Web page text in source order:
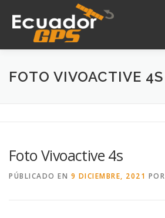
contenido
INICIO NOSOTROS
FOTO VIVOACTIVE 4S
Foto Vivoactive 4s
PÚBLICADO EN 9 DICIEMBRE, 2021 POR